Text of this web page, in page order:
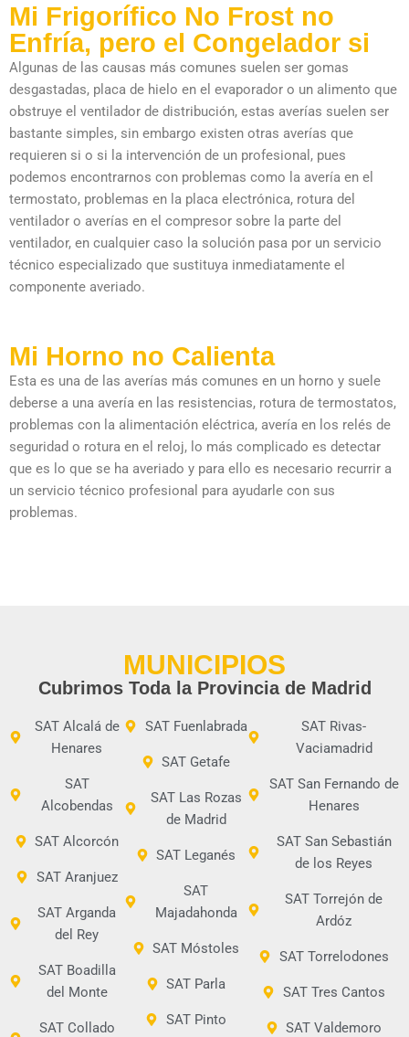
Mi Frigorífico No Frost no
Enfría, pero el Congelador si
Algunas de las causas más comunes suelen ser gomas
desgastadas, placa de hielo en el evaporador o un alimento que
obstruye el ventilador de distribución, estas averías suelen ser
bastante simples, sin embargo existen otras averías que
requieren si o si la intervención de un profesional, pues
podemos encontrarnos con problemas como la avería en el
termostato, problemas en la placa electrónica, rotura del
ventilador o averías en el compresor sobre la parte del
ventilador, en cualquier caso la solución pasa por un servicio
técnico especializado que sustituya inmediatamente el
componente averiado.
Mi Horno no Calienta
Esta es una de las averías más comunes en un horno y suele
deberse a una avería en las resistencias, rotura de termostatos,
problemas con la alimentación eléctrica, avería en los relés de
seguridad o rotura en el reloj, lo más complicado es detectar
que es lo que se ha averiado y para ello es necesario recurrir a
un servicio técnico profesional para ayudarle con sus
problemas.
MUNICIPIOS
Cubrimos Toda la Provincia de Madrid
SAT Alcalá de
Henares
SAT
Alcobendas
SAT Alcorcón
SAT Aranjuez
SAT Arganda
del Rey
SAT Boadilla
del Monte
SAT Collado
SAT Fuenlabrada
SAT Getafe
SAT Las Rozas
de Madrid
SAT Leganés
SAT
Majadahonda
SAT Móstoles
SAT Parla
SAT Pinto
SAT Rivas-
Vaciamadrid
SAT San Fernando de
Henares
SAT San Sebastián
de los Reyes
SAT Torrejón de
Ardóz
SAT Torrelodones
SAT Tres Cantos
SAT Valdemoro